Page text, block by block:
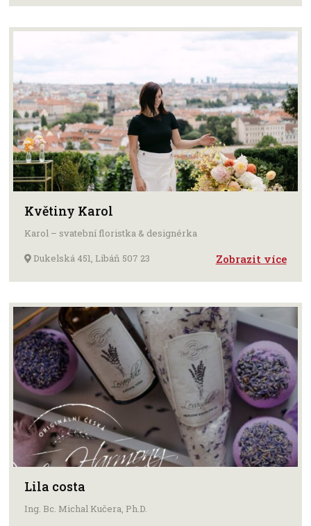
Květiny Karol
Karol – svatební floristka & designérka
Dukelská 451, Libáň 507 23
Zobrazit více
Lila costa
Ing. Bc. Michal Kučera, Ph.D.